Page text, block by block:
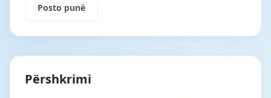
Posto punë
Përshkrimi